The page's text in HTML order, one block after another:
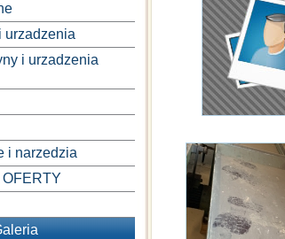
urzadzenia
i urzadzenia
i narzedzia
OFERTY